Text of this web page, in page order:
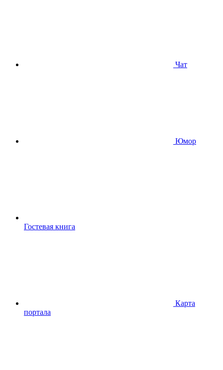
Чат
Юмор
Гостевая книга
Карта
портала